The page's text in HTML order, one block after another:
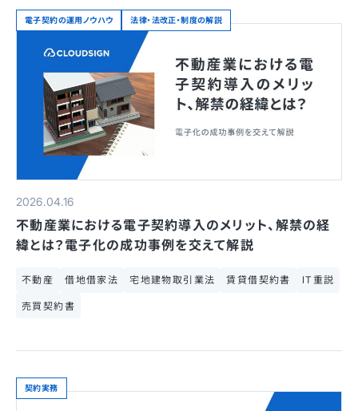
電子契約の運用ノウハウ 法律・法改正・制度の解説
2026.04.16
不動産業における電子契約導入のメリット、解禁の経
緯とは？電子化の成功事例を交えて解説
不動産 借地借家法 宅地建物取引業法 賃貸借契約書 IT重説
売買契約書
契約実務